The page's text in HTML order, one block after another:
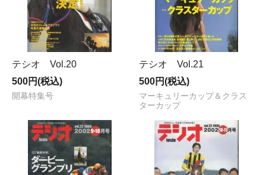
テシオ Vol.20
500円(税込)
開幕特集号
テシオ Vol.21
500円(税込)
マーキュリーカップ＆クラス
ターカップ